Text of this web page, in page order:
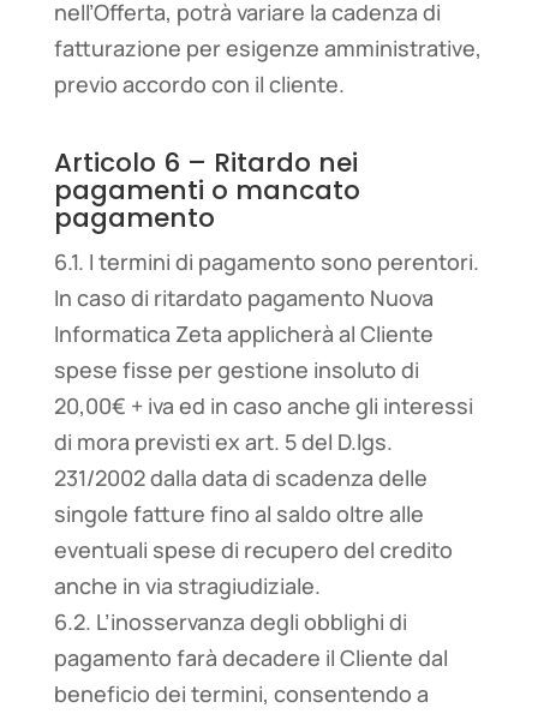
nell’Offerta, potrà variare la cadenza di
fatturazione per esigenze amministrative,
previo accordo con il cliente.
Articolo 6 – Ritardo nei
pagamenti o mancato
pagamento
6.1. I termini di pagamento sono perentori.
In caso di ritardato pagamento Nuova
Informatica Zeta applicherà al Cliente
spese fisse per gestione insoluto di
20,00€ + iva ed in caso anche gli interessi
di mora previsti ex art. 5 del D.lgs.
231/2002 dalla data di scadenza delle
singole fatture fino al saldo oltre alle
eventuali spese di recupero del credito
anche in via stragiudiziale.
6.2. L’inosservanza degli obblighi di
pagamento farà decadere il Cliente dal
beneficio dei termini, consentendo a